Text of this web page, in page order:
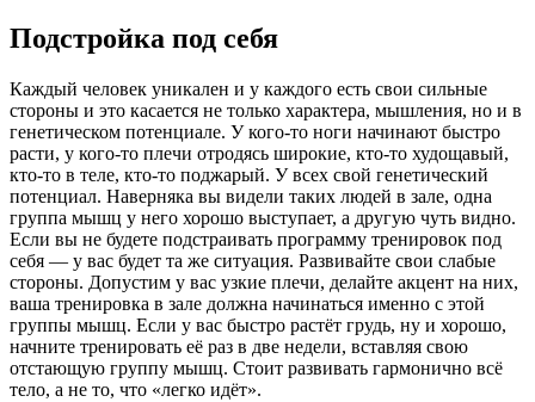
Подстройка под себя
Каждый человек уникален и у каждого есть свои сильные
стороны и это касается не только характера, мышления, но и в
генетическом потенциале. У кого-то ноги начинают быстро
расти, у кого-то плечи отродясь широкие, кто-то худощавый,
кто-то в теле, кто-то поджарый. У всех свой генетический
потенциал. Наверняка вы видели таких людей в зале, одна
группа мышц у него хорошо выступает, а другую чуть видно.
Если вы не будете подстраивать программу тренировок под
себя — у вас будет та же ситуация. Развивайте свои слабые
стороны. Допустим у вас узкие плечи, делайте акцент на них,
ваша тренировка в зале должна начинаться именно с этой
группы мышц. Если у вас быстро растёт грудь, ну и хорошо,
начните тренировать её раз в две недели, вставляя свою
отстающую группу мышц. Стоит развивать гармонично всё
тело, а не то, что «легко идёт».